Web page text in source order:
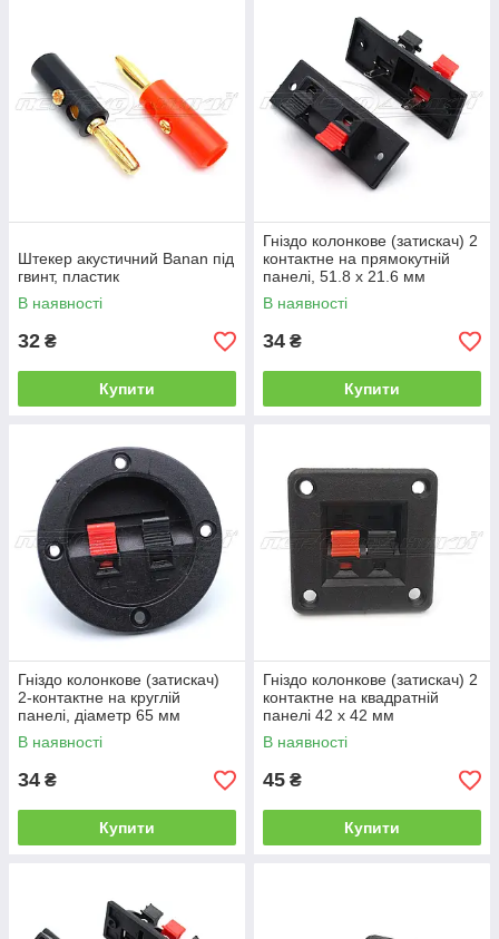
Штекер акустичний Banan під
гвинт, пластик
В наявності
32 ₴
Купити
Гніздо колонкове (затискач) 2
контактне на прямокутній
панелі, 51.8 х 21.6 мм
В наявності
34 ₴
Купити
Гніздо колонкове (затискач)
2-контактне на круглій
панелі, діаметр 65 мм
В наявності
34 ₴
Купити
Гніздо колонкове (затискач) 2
контактне на квадратній
панелі 42 х 42 мм
В наявності
45 ₴
Купити